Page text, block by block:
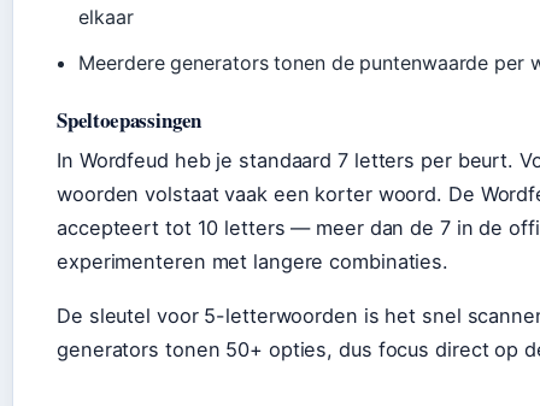
elkaar
Meerdere generators tonen de puntenwaarde per
Speltoepassingen
In Wordfeud heb je standaard 7 letters per beurt.
woorden volstaat vaak een korter woord. De
accepteert tot 10 letters — meer dan de 7 in de
experimenteren met langere combinaties.
De sleutel voor 5-letterwoorden is het snel
generators tonen 50+ opties, dus focus direct op